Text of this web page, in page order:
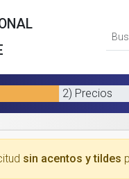
2) Precios
sin acentos y tildes